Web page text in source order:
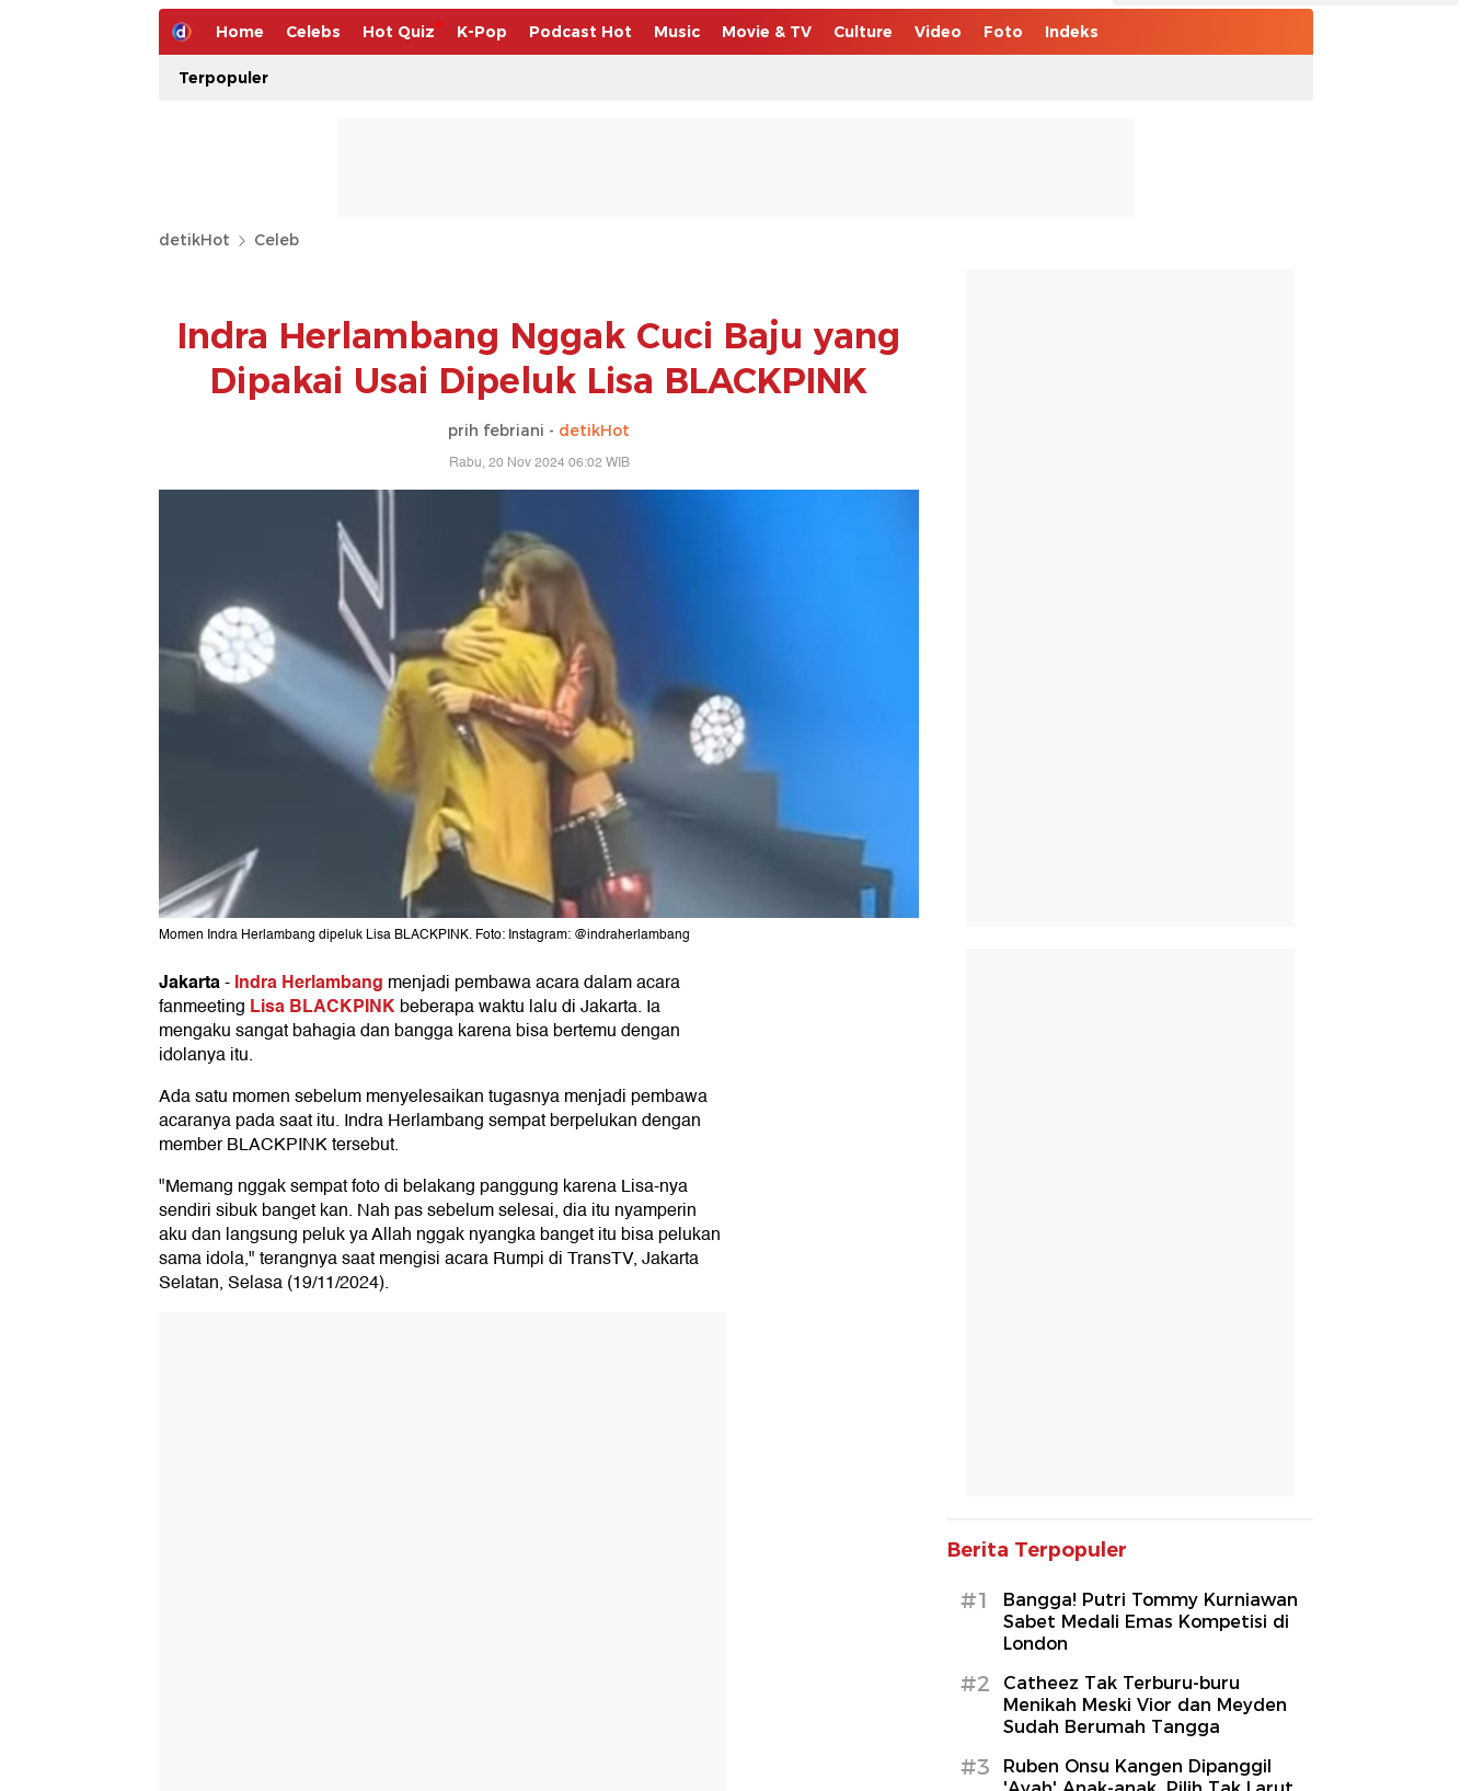
Home Celebs Hot Quiz K-Pop Podcast Hot Music Movie & TV Culture Video Foto Indeks
Terpopuler
detikHot Celeb
Indra Herlambang Nggak Cuci Baju yang
Dipakai Usai Dipeluk Lisa BLACKPINK
prih febriani - detikHot
Rabu, 20 Nov 2024 06:02 WIB
Momen Indra Herlambang dipeluk Lisa BLACKPINK. Foto: Instagram: @indraherlambang
Jakarta-Indra Herlambang menjadi pembawa acara dalam acara
fanmeeting Lisa BLACKPINKbeberapa waktu lalu di Jakarta. Ia
mengaku sangat bahagia dan bangga karena bisa bertemu dengan
idolanya itu.
Ada satu momen sebelum menyelesaikan tugasnya menjadi pembawa
acaranya pada saat itu. Indra Herlambang sempat berpelukan dengan
member BLACKPINK tersebut.
"Memang nggak sempat foto di belakang panggung karena Lisa-nya
sendiri sibuk banget kan. Nah pas sebelum selesai, dia itu nyamperin
aku dan langsung peluk ya Allah nggak nyangka banget itu bisa pelukan
sama idola," terangnya saat mengisi acara Rumpi di TransTV, Jakarta
Selatan, Selasa (19/11/2024).
Berita Terpopuler
#1
Bangga! Putri Tommy Kurniawan
Sabet Medali Emas Kompetisi di
London
#2
Catheez Tak Terburu-buru
Menikah Meski Vior dan Meyden
Sudah Berumah Tangga
#3
Ruben Onsu Kangen Dipanggil